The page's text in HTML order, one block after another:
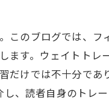
このブログでは、
ます。ウェイトト
だけでは不十分で
、読者自身のト